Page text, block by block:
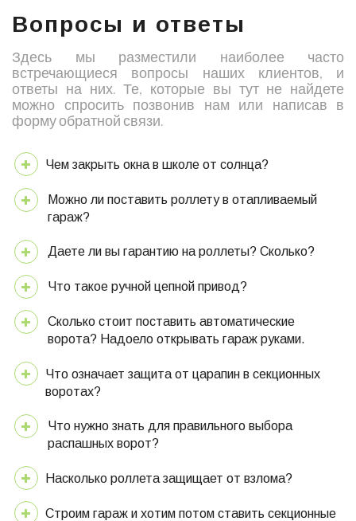
Вопросы и ответы
Здесь мы разместили наиболее часто
встречающиеся вопросы наших клиентов, и
ответы на них. Те, которые вы тут не найдете
можно спросить позвонив нам или написав в
форму обратной связи.
Чем закрыть окна в школе от солнца?
Можно ли поставить роллету в отапливаемый
гараж?
Даете ли вы гарантию на роллеты? Сколько?
Что такое ручной цепной привод?
Сколько стоит поставить автоматические
ворота? Надоело открывать гараж руками.
Что означает защита от царапин в секционных
воротах?
Что нужно знать для правильного выбора
распашных ворот?
Насколько роллета защищает от взлома?
Строим гараж и хотим потом ставить секционные